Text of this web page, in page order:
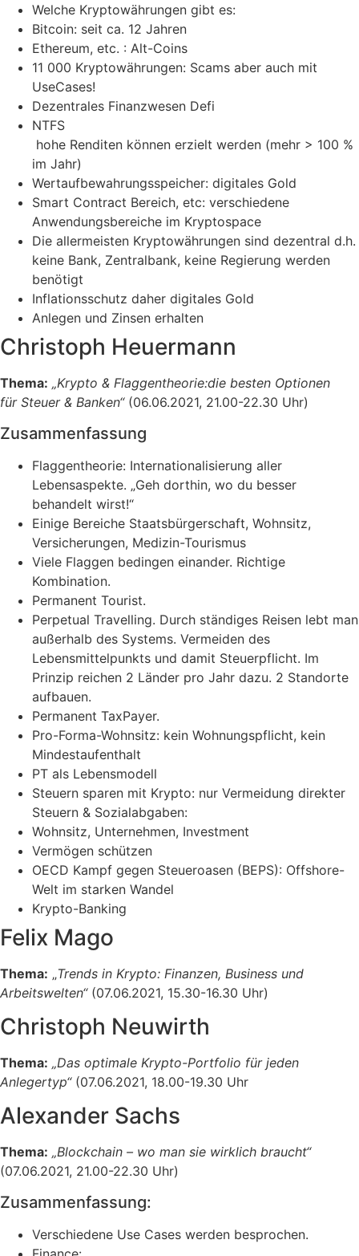
Welche Kryptowährungen gibt es:
Bitcoin: seit ca. 12 Jahren
Ethereum, etc. : Alt-Coins
11 000 Kryptowährungen: Scams aber auch mit
UseCases!
Dezentrales Finanzwesen Defi
NTFS
hohe Renditen können erzielt werden (mehr > 100 %
im Jahr)
Wertaufbewahrungsspeicher: digitales Gold
Smart Contract Bereich, etc: verschiedene
Anwendungsbereiche im Kryptospace
Die allermeisten Kryptowährungen sind dezentral d.h.
keine Bank, Zentralbank, keine Regierung werden
benötigt
Inflationsschutz daher digitales Gold
Anlegen und Zinsen erhalten
Christoph Heuermann
Thema: „Krypto & Flaggentheorie:die besten Optionen
für Steuer & Banken“(06.06.2021, 21.00-22.30 Uhr)
Zusammenfassung
Flaggentheorie: Internationalisierung aller
Lebensaspekte. „Geh dorthin, wo du besser
behandelt wirst!“
Einige Bereiche Staatsbürgerschaft, Wohnsitz,
Versicherungen, Medizin-Tourismus
Viele Flaggen bedingen einander. Richtige
Kombination.
Permanent Tourist.
Perpetual Travelling. Durch ständiges Reisen lebt man
außerhalb des Systems. Vermeiden des
Lebensmittelpunkts und damit Steuerpflicht. Im
Prinzip reichen 2 Länder pro Jahr dazu. 2 Standorte
aufbauen.
Permanent TaxPayer.
Pro-Forma-Wohnsitz: kein Wohnungspflicht, kein
Mindestaufenthalt
PT als Lebensmodell
Steuern sparen mit Krypto: nur Vermeidung direkter
Steuern & Sozialabgaben:
Wohnsitz, Unternehmen, Investment
Vermögen schützen
OECD Kampf gegen Steueroasen (BEPS): Offshore-
Welt im starken Wandel
Krypto-Banking
Felix Mago
Thema: „Trends in Krypto: Finanzen, Business und
Arbeitswelten“ (07.06.2021, 15.30-16.30 Uhr)
Christoph Neuwirth
Thema: „Das optimale Krypto-Portfolio für jeden
Anlegertyp“ (07.06.2021, 18.00-19.30 Uhr
Alexander Sachs
Thema: „Blockchain – wo man sie wirklich braucht“
(07.06.2021, 21.00-22.30 Uhr)
Zusammenfassung:
Verschiedene Use Cases werden besprochen.